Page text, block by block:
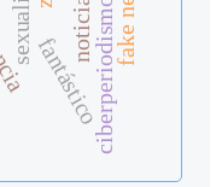
fantásticociberperiodismo